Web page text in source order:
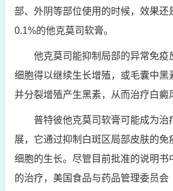
部、外阴等部位使用的时候，效果还
0.1%的他克莫司软膏。
他克莫司能抑制局部的异常免疫
细胞得以继续生长增殖，或毛囊中黑
并分裂增殖产生黑素，从而治疗白癜
普特彼他克莫司软膏可能成为治
展，它通过抑制白斑区局部皮肤的免
细胞的生长。尽管目前批准的说明书
的治疗，美国食品与药品管理委员会